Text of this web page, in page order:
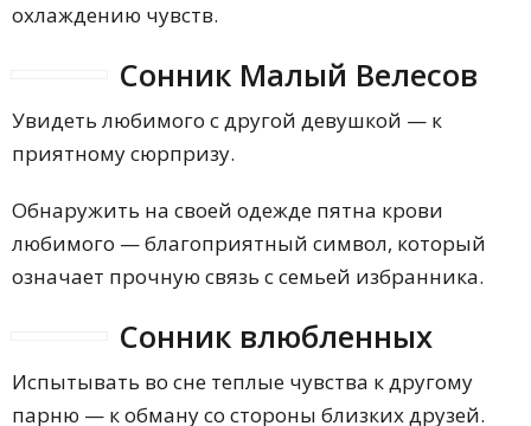
охлаждению чувств.
Сонник Малый Велесов
Увидеть любимого с другой девушкой — к
приятному сюрпризу.
Обнаружить на своей одежде пятна крови
любимого — благоприятный символ, который
означает прочную связь с семьей избранника.
Сонник влюбленных
Испытывать во сне теплые чувства к другому
парню — к обману со стороны близких друзей.